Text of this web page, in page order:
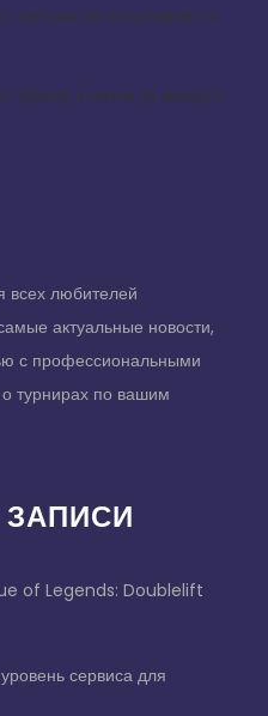
по популярности
турнир в матче за выход в
любителей
актуальные новости,
с профессиональными
турнирах по вашим
of Legends: Doublelift
сервиса для